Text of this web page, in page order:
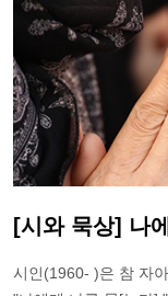
[시와 묵상] 나
시인(1960- )은 참 자